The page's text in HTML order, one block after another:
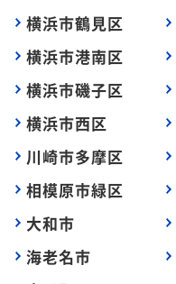
横浜市鶴見区
横浜市港南区
横浜市磯子区
横浜市西区
川崎市多摩区
相模原市緑区
大和市
海老名市